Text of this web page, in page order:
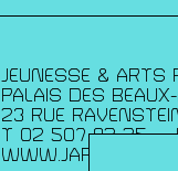
JEUNESSE & ARTS
PALAIS DES
23 RUE
T 02 507 82 25 —
WWW.JAP.BE